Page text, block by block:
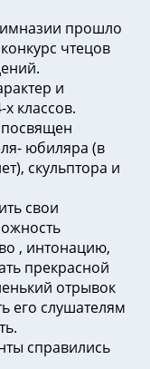
прошло
чтецов
и
классов.
юбиляра (в
скульптора и
свои
, интонацию,
прекрасной
отрывок
его слушателям
справились